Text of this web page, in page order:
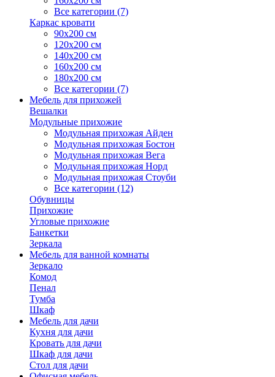
Все категории (7)
Каркас кровати
90х200 см
120х200 см
140х200 см
160х200 см
180х200 см
Все категории (7)
Мебель для прихожей
Вешалки
Модульные прихожие
Модульная прихожая Айден
Модульная прихожая Бостон
Модульная прихожая Вега
Модульная прихожая Норд
Модульная прихожая Стоуби
Все категории (12)
Обувницы
Прихожие
Угловые прихожие
Банкетки
Зеркала
Мебель для ванной комнаты
Зеркало
Комод
Пенал
Тумба
Шкаф
Мебель для дачи
Кухня для дачи
Кровать для дачи
Шкаф для дачи
Стол для дачи